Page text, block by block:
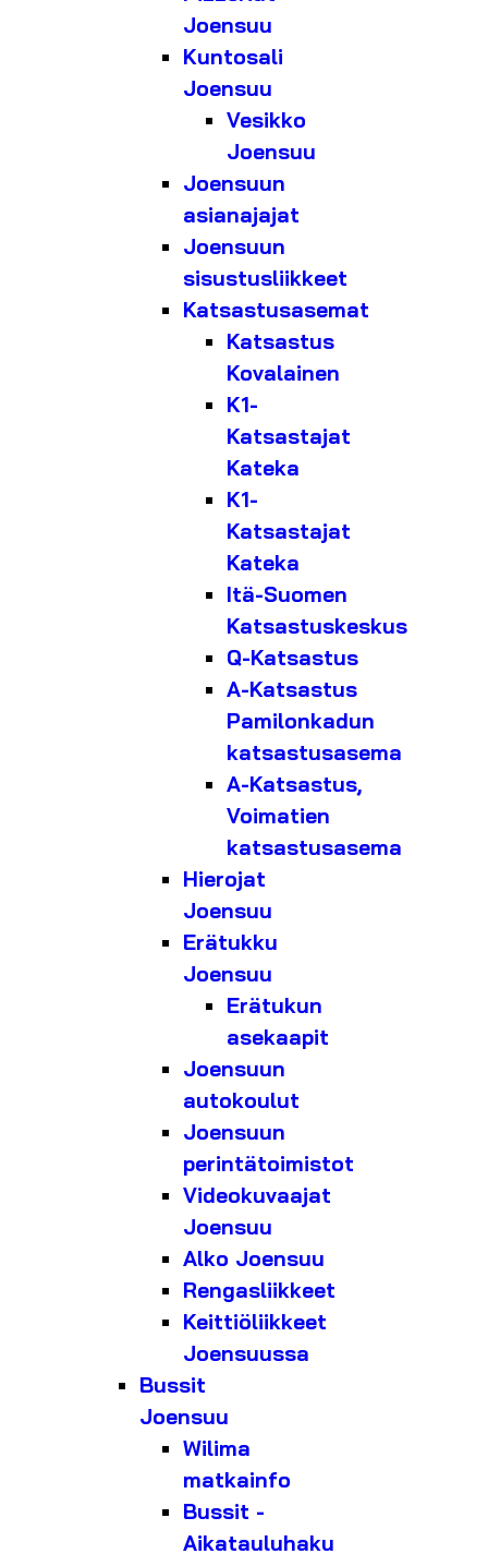
Joensuu
Kuntosali
Joensuu
Vesikko
Joensuu
Joensuun
asianajajat
Joensuun
sisustusliikkeet
Katsastusasemat
Katsastus
Kovalainen
K1-
Katsastajat
Kateka
K1-
Katsastajat
Kateka
Itä-Suomen
Katsastuskeskus
Q-Katsastus
A-Katsastus
Pamilonkadun
katsastusasema
A-Katsastus,
Voimatien
katsastusasema
Hierojat
Joensuu
Erätukku
Joensuu
Erätukun
asekaapit
Joensuun
autokoulut
Joensuun
perintätoimistot
Videokuvaajat
Joensuu
Alko Joensuu
Rengasliikkeet
Keittiöliikkeet
Joensuussa
Bussit
Joensuu
Wilima
matkainfo
Bussit -
Aikatauluhaku